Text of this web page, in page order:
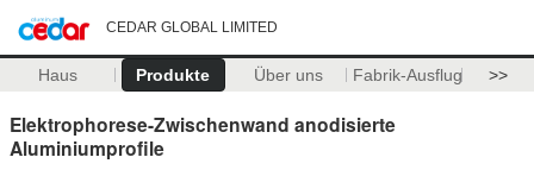
CEDAR GLOBAL LIMITED
Haus Produkte Über uns Fabrik-Ausflug >>
Elektrophorese-Zwischenwand anodisierte
Aluminiumprofile